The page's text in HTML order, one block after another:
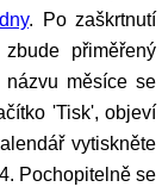
. Po zaškrtnutí
přiměřený
měsíce se
'Tisk', objeví
vytiskněte
Pochopitelně se